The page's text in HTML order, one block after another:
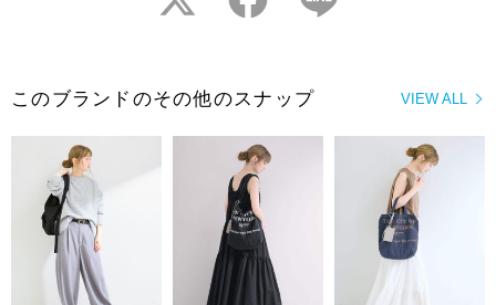
VIEW ALL
このブランドのその他のスナップ